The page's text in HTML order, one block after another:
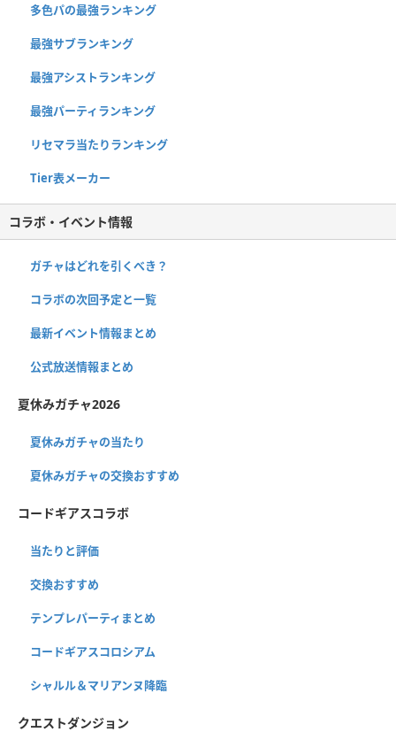
多色パの最強ランキング
最強サブランキング
最強アシストランキング
最強パーティランキング
リセマラ当たりランキング
Tier表メーカー
コラボ・イベント情報
ガチャはどれを引くべき？
コラボの次回予定と一覧
最新イベント情報まとめ
公式放送情報まとめ
夏休みガチャ2026
夏休みガチャの当たり
夏休みガチャの交換おすすめ
コードギアスコラボ
当たりと評価
交換おすすめ
テンプレパーティまとめ
コードギアスコロシアム
シャルル＆マリアンヌ降臨
クエストダンジョン